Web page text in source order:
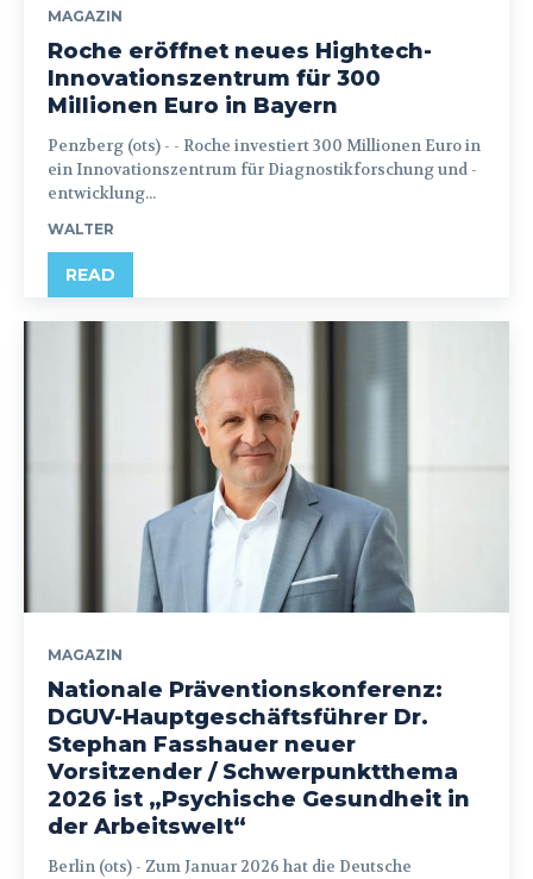
MAGAZIN
Roche eröffnet neues Hightech-
Innovationszentrum für 300
Millionen Euro in Bayern
Penzberg (ots) - - Roche investiert 300 Millionen Euro in
ein Innovationszentrum für Diagnostikforschung und -
entwicklung...
WALTER
READ
MAGAZIN
Nationale Präventionskonferenz:
DGUV-Hauptgeschäftsführer Dr.
Stephan Fasshauer neuer
Vorsitzender / Schwerpunktthema
2026 ist „Psychische Gesundheit in
der Arbeitswelt“
Berlin (ots) - Zum Januar 2026 hat die Deutsche